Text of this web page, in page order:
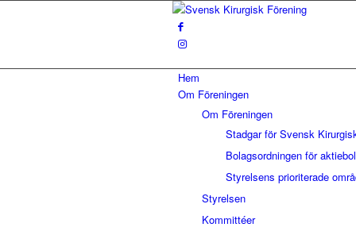
Hem
Om Föreningen
Om Föreningen
Stadgar för Svensk
Bolagsordningen för
Styrelsens prioriterade
Styrelsen
Kommittéer